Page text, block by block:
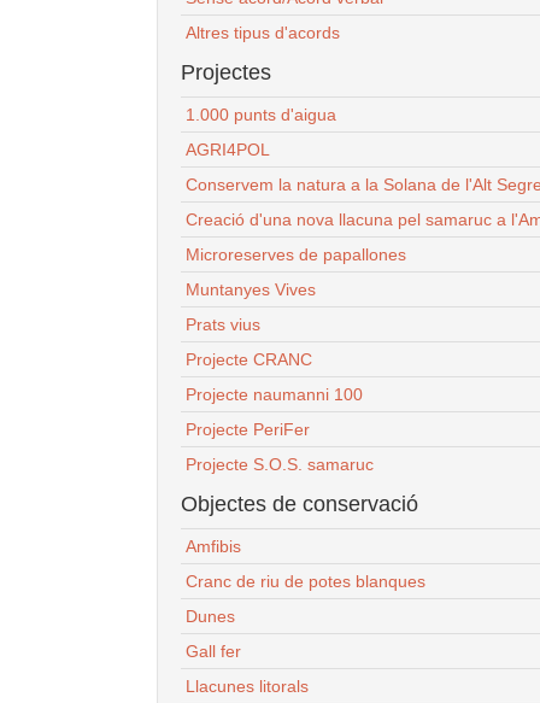
Altres tipus d'acords
Projectes
1.000 punts d'aigua
AGRI4POL
Conservem la natura a la Solana de l'Alt
Creació d'una nova llacuna pel samaruc a
Microreserves de papallones
Muntanyes Vives
Prats vius
Projecte CRANC
Projecte naumanni 100
Projecte PeriFer
Projecte S.O.S. samaruc
Objectes de conservació
Amfibis
Cranc de riu de potes blanques
Dunes
Gall fer
Llacunes litorals